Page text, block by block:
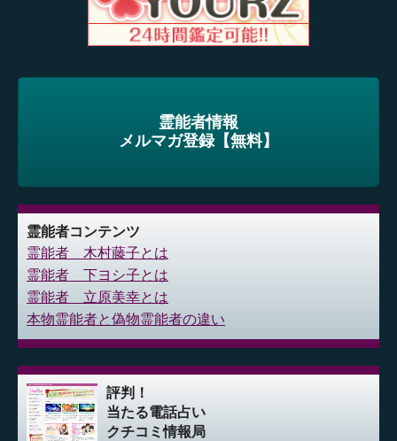
霊能者情報
メルマガ登録【無料】
霊能者コンテンツ
霊能者 木村藤子とは
霊能者 下ヨシ子とは
霊能者 立原美幸とは
本物霊能者と偽物霊能者の違い
評判！
当たる電話占い
クチコミ情報局